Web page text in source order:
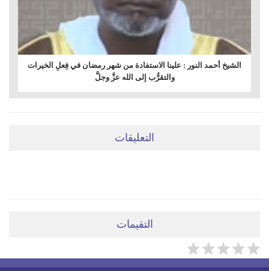
الشيخ أحمد النور : علينا الاستفادة من شهر رمضان في فِعلِ الخيرات
والتقرُّب إلى الله عزَّ وجلَّ
التعليقات
التقيمات